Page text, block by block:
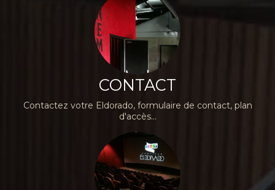
CONTACT
Contactez votre Eldorado, formulaire de contact, plan
d'accès...